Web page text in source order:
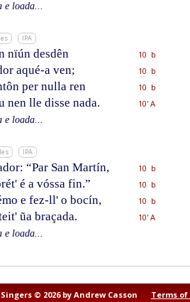
e loada...
IPA
nïún desdên
10 b
aqué-a ven;
10 b
per nulla ren
10 b
nen lle disse nada.
10' A
e loada...
IPA
“Par San Martín,
10 b
é a vóssa fin.”
10 b
e fez-ll' o bocín,
10 b
ũa braçada.
10' A
e loada...
© 2026 by Andrew Casson Terms of